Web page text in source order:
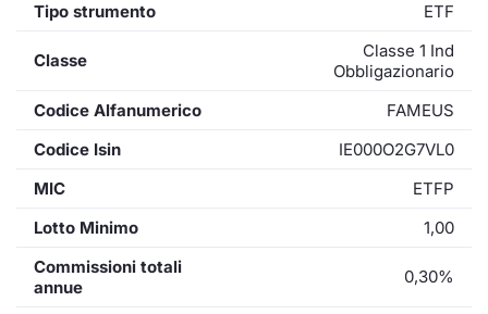
Tipo strumento ETF
Classe
Classe 1 Ind
Obbligazionario
Codice Alfanumerico
FAMEUS
Codice Isin
IE000O2G7VL0
MIC
ETFP
Lotto Minimo
1,00
Commissioni totali
annue
0,30%